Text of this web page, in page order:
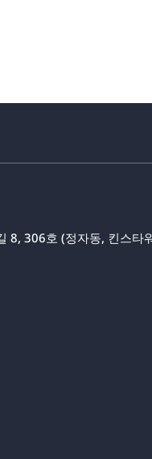
8, 306호 (정자동, 킨스타